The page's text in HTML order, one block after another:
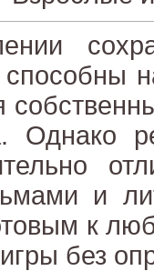
Однако
и
к
без